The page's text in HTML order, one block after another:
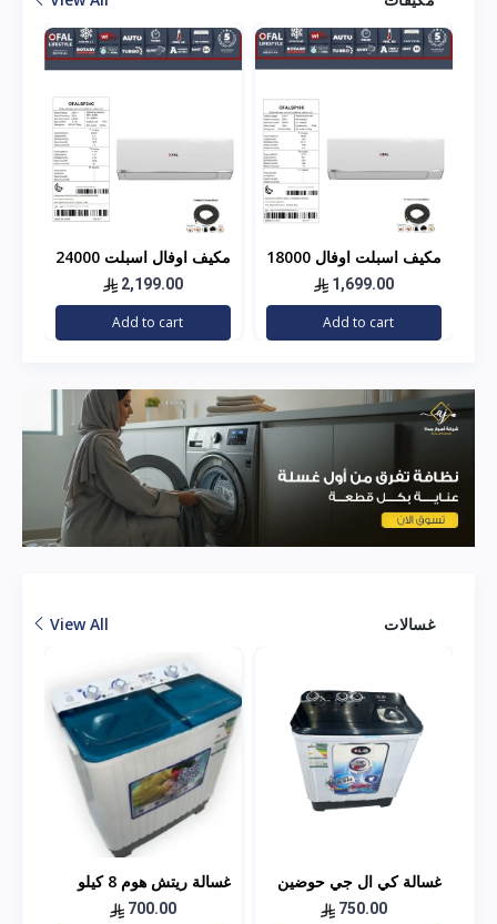
مكيف اوفال اسبلت 24000
وحده - بارد مصنع هاير
2,199.00
Add to cart
مكيف اسبلت اوفال 18000
وحده - بارد - مصنع هاير
1,699.00
Add to cart
غسالات View All
غسالة ريتش هوم 8 كيلو
700.00
غسالة كي ال جي حوضين
750.00